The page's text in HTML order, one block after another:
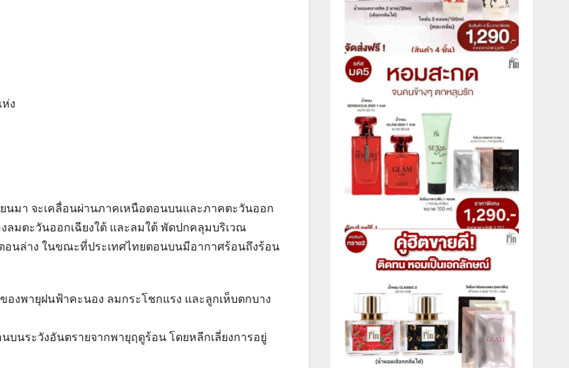
ง
นมา จะเคลื่อนผ่านภาคเหนือตอนบนและภาคตะวันออก
ลมตะวันออกเฉียงใต้ และลมใต้ พัดปกคลุมบริเวณ
นล่าง ในขณะที่ประเทศไทยตอนบนมีอากาศร้อนถึงร้อน
งพายุฝนฟ้าคะนอง ลมกระโชกแรง และลูกเห็บตกบาง
นระวังอันตรายจากพายุฤดูร้อน โดยหลีกเลี่ยงการอยู่